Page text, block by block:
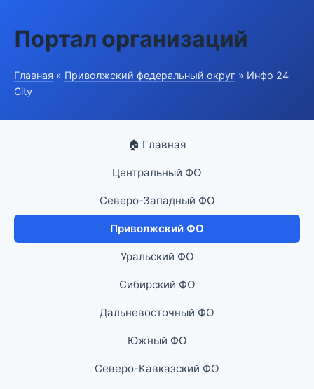
Портал организаций
Главная » Приволжский федеральный округ » Инфо 24
City
🏠 Главная
Центральный ФО
Северо-Западный ФО
Приволжский ФО
Уральский ФО
Сибирский ФО
Дальневосточный ФО
Южный ФО
Северо-Кавказский ФО